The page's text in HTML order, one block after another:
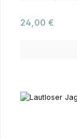
Regulärer Preis:
24,00 €